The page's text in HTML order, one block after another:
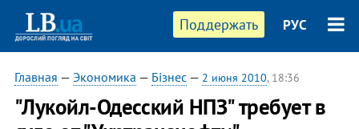
Поддержать РУС
Главная — Экономика — Бізнес— 2 июня 2010, 18:36
"Лукойл-Одесский НПЗ" требует в